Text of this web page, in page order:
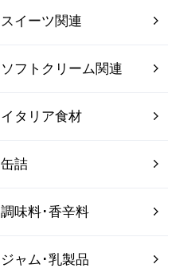
スイーツ関連
ソフトクリーム関連
イタリア食材
缶詰
調味料･香辛料
ジャム･乳製品